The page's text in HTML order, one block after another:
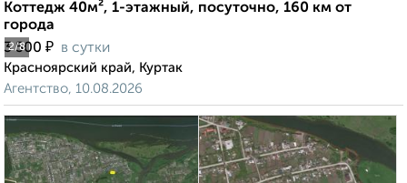
2/8
Коттедж 40м², 1-этажный, посуточно, 160 км от
города
3 500 ₽ в сутки
Красноярский край, Куртак
Агентство, 10.08.2026